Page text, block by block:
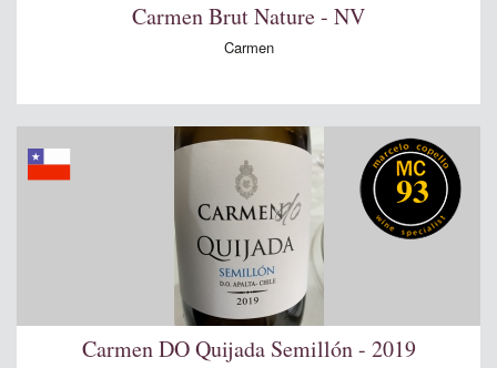
Carmen Brut Nature - NV
Carmen
93
Carmen DO Quijada Semillón - 2019